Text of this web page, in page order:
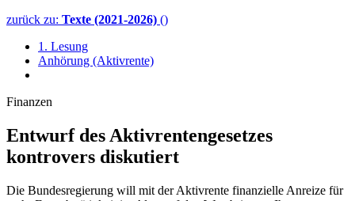
zurück zu: Texte (2021-2026) ()
1. Lesung
Anhörung (Aktivrente)
Finanzen
Entwurf des Aktivrentengesetzes
kontrovers diskutiert
Die Bundesregierung will mit der Aktivrente finanzielle Anreize für